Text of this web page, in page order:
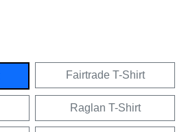
Fairtrade T-Shirt
Raglan T-Shirt